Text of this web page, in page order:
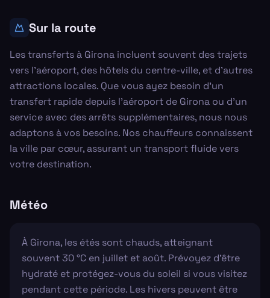
Sur la route
Les transferts à Girona incluent souvent des trajets
vers l'aéroport, des hôtels du centre-ville, et d'autres
attractions locales. Que vous ayez besoin d’un
transfert rapide depuis l’aéroport de Girona ou d’un
service avec des arrêts supplémentaires, nous nous
adaptons à vos besoins. Nos chauffeurs connaissent
la ville par cœur, assurant un transport fluide vers
votre destination.
Météo
À Girona, les étés sont chauds, atteignant
souvent 30 °C en juillet et août. Prévoyez d'être
hydraté et protégez-vous du soleil si vous visitez
pendant cette période. Les hivers peuvent être